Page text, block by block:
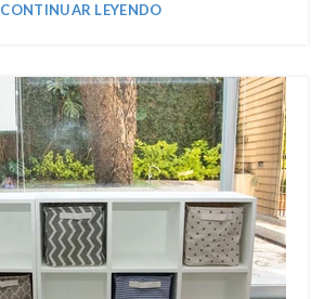
CONTINUAR LEYENDO